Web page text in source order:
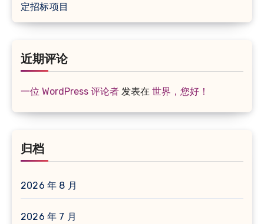
定招标项目
近期评论
一位 WordPress 评论者 发表在 世界，您好！
归档
2026 年 8 月
2026 年 7 月